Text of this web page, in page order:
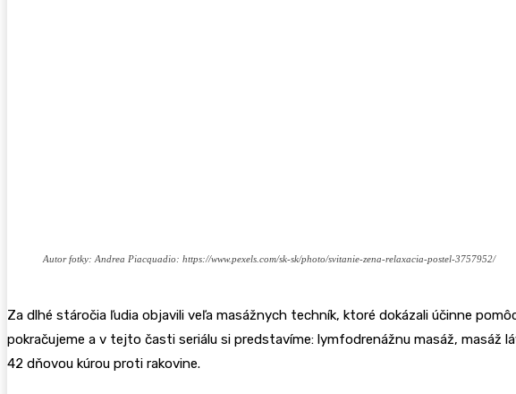
Autor fotky: Andrea Piacquadio: https://www.pexels.com/sk-sk/photo/svitanie-zena-relaxacia-postel-3757952/
Za dlhé stáročia ľudia objavili veľa masážnych techník, ktoré dokázali účinne
pokračujeme a v tejto časti seriálu si predstavíme: lymfodrenážnu masáž, masáž
42 dňovou kúrou proti rakovine.